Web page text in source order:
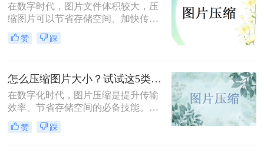
在数字时代，图片文件体积较大，压
缩图片可以节省存储空间、加快传输
速度或适应社交媒体、邮件等平台的
文件大小限制。那么图片怎么压缩
赞 踩
怎么压缩图片大小？试试这5类主流压缩方法！
在数字化时代，图片压缩是提升传输
效率、节省存储空间的必备技能。那
么怎么压缩图片大小呢？本文系统梳
理了 5 类主流压缩方法，助你高效平
赞 踩